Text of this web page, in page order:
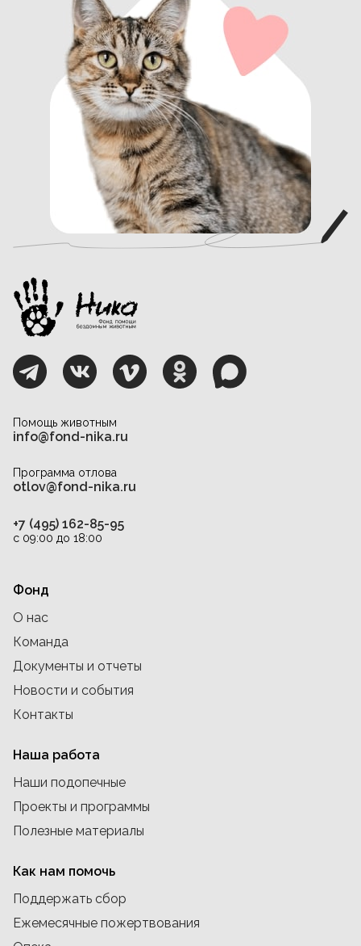
Помощь животным
info@fond-nika.ru
Программа отлова
otlov@fond-nika.ru
+7 (495) 162-85-95
с 09:00 до 18:00
Фонд
О нас
Команда
Документы и отчеты
Новости и события
Контакты
Наша работа
Наши подопечные
Проекты и программы
Полезные материалы
Как нам помочь
Поддержать сбор
Ежемесячные пожертвования